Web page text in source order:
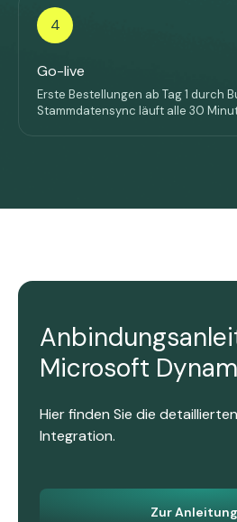
4
Go-live
Erste Bestellungen ab Tag 1 durch
Stammdatensync läuft alle 30
Microsoft
Hier finden Sie die
Integration.
Zur Anleitung